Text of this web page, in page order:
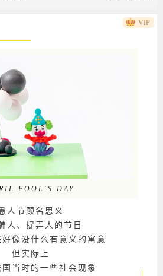
FOOL'S DAY
人节顾名思义
人、捉弄人的节日
好像没什么有意义的寓意
但实际上
国当时的一些社会现象
VIP